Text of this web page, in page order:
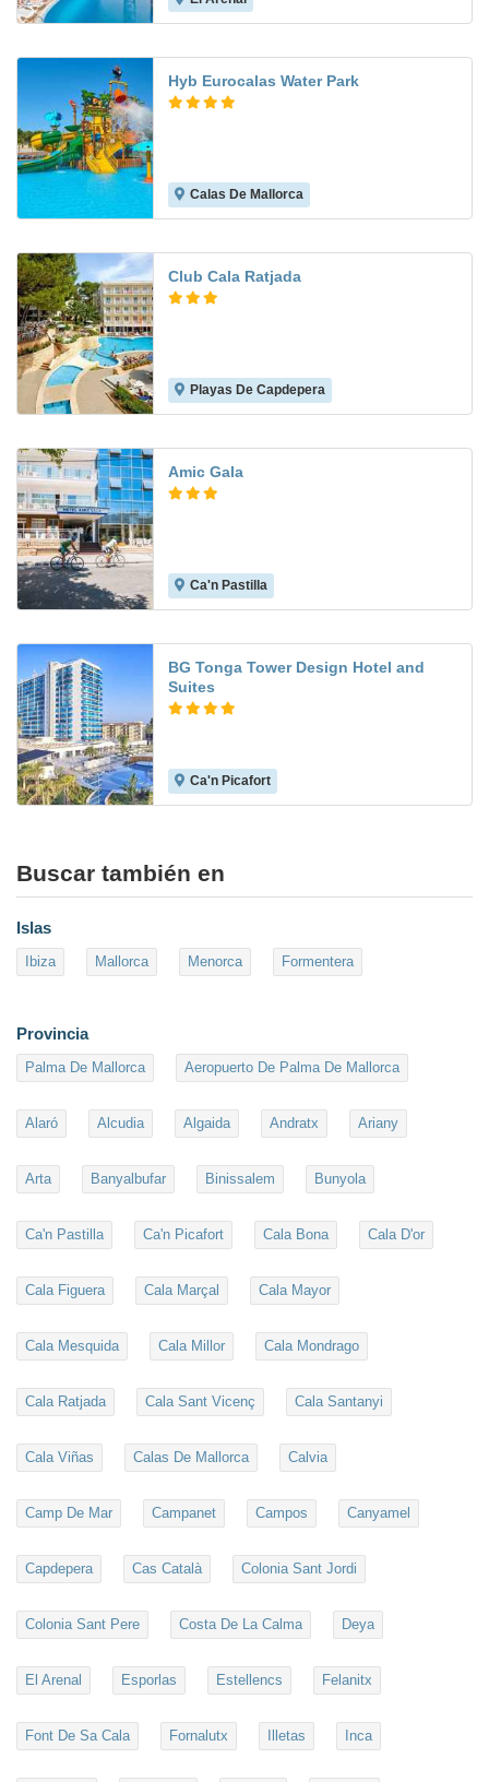
Hyb Eurocalas Water Park
Calas De Mallorca
Club Cala Ratjada
Playas De Capdepera
Amic Gala
Ca'n Pastilla
BG Tonga Tower Design Hotel and
Suites
Ca'n Picafort
Buscar también en
Islas
Ibiza Mallorca Menorca Formentera
Provincia
Palma De Mallorca Aeropuerto De Palma De Mallorca
Alaró Alcudia Algaida Andratx Ariany
Arta Banyalbufar Binissalem Bunyola
Ca'n Pastilla Ca'n Picafort Cala Bona Cala D'or
Cala Figuera Cala Marçal Cala Mayor
Cala Mesquida Cala Millor Cala Mondrago
Cala Ratjada Cala Sant Vicenç Cala Santanyi
Cala Viñas Calas De Mallorca Calvia
Camp De Mar Campanet Campos Canyamel
Capdepera Cas Català Colonia Sant Jordi
Colonia Sant Pere Costa De La Calma Deya
El Arenal Esporlas Estellencs Felanitx
Font De Sa Cala Fornalutx Illetas Inca